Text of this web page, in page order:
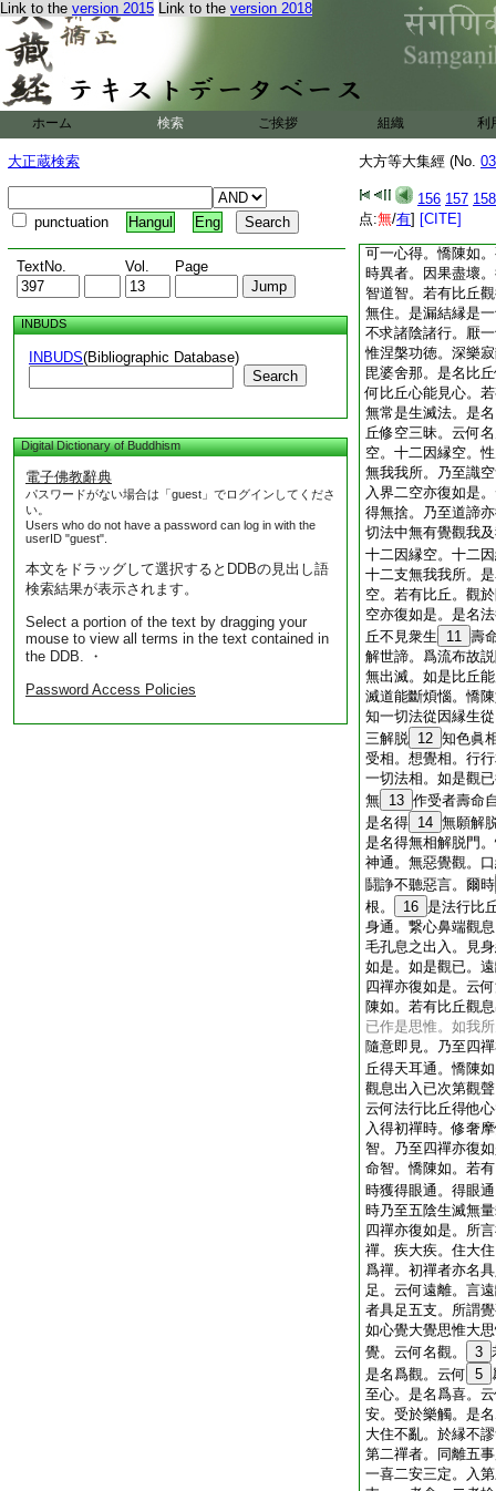
Link to the version 2015 Link to the version 2018
ホーム 検索 ご挨拶 組織 利
大正蔵検索
punctuation Hangul Eng
TextNo. Vol. Page
INBUDS
INBUDS(Bibliographic Database)
Search
Digital Dictionary of Buddhism
電子佛教辭典
パスワードがない場合は「guest」でログインしてくださ
い。
Users who do not have a password can log in with the
userID "guest".
本文をドラッグして選択するとDDBの見出し語
検索結果が表示されます。
Select a portion of the text by dragging your
mouse to view all terms in the text contained in
the DDB. ・
Password Access Policies
大方等大集經 (No.
156 157 158
点:無/有] [CITE]
心心得空解脱門。
得遠離一切煩惱。
遠離見於心心得無
得遠離有漏之心。
是義不然。何以故
現在無常。三世觀
是故一切異觀性不
有四梯 9
橙。若言
有是處。登初橙時
可一心得。憍陳如
時異者。因果盡壞
智道智。若有比丘
無住。是漏結縁是
不求諸陰諸行。厭
惟涅槃功徳。深樂
毘婆舍那。是名比
何比丘心能見心。
無常是生滅法。是
丘修空三昧。云何
空。十二因縁空。
無我我所。乃至識
入界二空亦復如是
得無捨。乃至道諦
切法中無有覺觀我
十二因縁空。十二
十二支無我我所。
空。若有比丘。觀
空亦復如是。是名
丘不見衆生
11 壽
解世諦。爲流布故
無出滅。如是比丘
滅道能斷煩惱。憍
知一切法從因縁生
三解脱 12 知色眞
受相。想覺相。行
一切法相。如是觀
無 13 作受者壽命
是名得 14 無願解
是名得無相解脱門
神通。無惡覺觀。
鬪諍不聽惡言。爾時
根。
16 是法行比
身通。繋心鼻端觀
毛孔息之出入。見
如是。如是觀已。
四禪亦復如是。云
陳如。若有比丘觀
已作是思惟。如我
隨意即見。乃至四
丘得天耳通。憍陳
觀息出入已次第觀
云何法行比丘得他
入得初禪時。修奢
智。乃至四禪亦復
命智。憍陳如。若
時獲得眼通。得眼
時乃至五陰生滅無
四禪亦復如是。所
禪。疾大疾。住大
爲禪。初禪者亦名
足。云何遠離。言
者具足五支。所謂
如心覺大覺思惟大
覺。云何名觀。
3
是名爲觀。云何 5
至心。是名爲喜。
安。受於樂觸。是
大住不亂。於縁不
第二禪者。同離五
一喜二安三定。入